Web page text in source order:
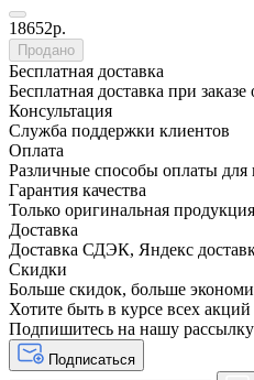
18652р.
Продано
Бесплатная доставка
Бесплатная доставка при
Консультация
Служба поддержки клиентов
Оплата
Различные способы оплаты для
Гарантия качества
Только оригинальная продукция
Доставка
Доставка СДЭК, Яндекс
Скидки
Больше скидок, больше
Хотите быть в курсе всех
Подпишитесь на нашу рассылку
Подписаться